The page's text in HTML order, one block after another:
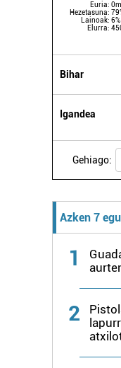
Euria:
Hezetasuna:
Lainoak: 6%
Elurra:
Bihar
Igandea
Gehiago:
Azken 7
1
2